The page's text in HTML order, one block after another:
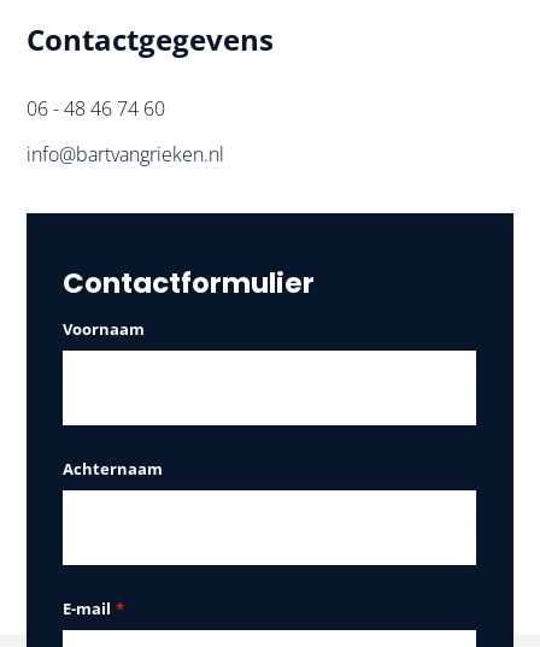
Contactgegevens
06 - 48 46 74 60
info@bartvangrieken.nl
Contactformulier
Voornaam
Achternaam
E-mail *